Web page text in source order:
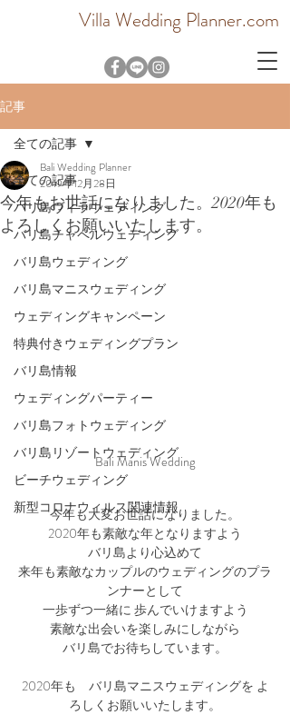
Villa Wedding Planner.com
記事
全ての記事
バリ島ヴィラウェディング
バリ島チャペルウェディング
バリ島ウェディング
バリ島マニスウェディング
ウェディングキャンペーン
特典付きウェディングプラン
バリ島情報
ウェディングパーティー
バリ島フォトウェディング
バリ島リゾートウェディング
ビーチウェディング
新型コロナウィルス関連情報
全ての記事
今年もお世話になりました。2020年も
よろしくお願いいたします。
Bali Wedding Planner
2019年12月28日
Bali Manis Wedding
今年も大変お世話になりました。
2020年も素敵な年となりますよう
バリ島より心込めて
来年も素敵なカップルのウェディングのプラ
ンナーとして
一歩ずつ一緒に 歩んでいけますよう
素敵な出会いを楽しみにしながら
バリ島でお待ちしています。
2020年も　バリ島マニスウェディングを よ
ろしくお願いいたします。